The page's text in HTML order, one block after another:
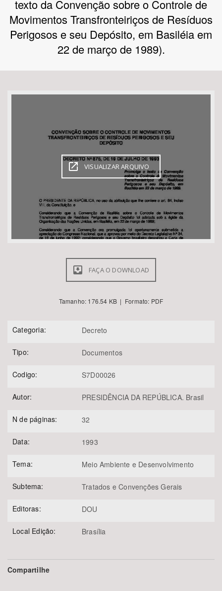
Bioma / Bacia
texto da Convenção sobre o Controle de
Movimentos Transfronteiriços de Resíduos
Perigosos e seu Depósito, em Basiléia em
22 de março de 1989).
VISUALIZAR ARQUIVO
FAÇA O DOWNLOAD
Tamanho: 176.54 KB | Formato: PDF
Categoria: Decreto
Tipo: Documentos
Codigo: S7D00026
Autor: PRESIDÊNCIA DA REPÚBLICA. Brasil
N de páginas: 32
Data: 1993
Tema: Meio Ambiente e Desenvolvimento
Subtema: Tratados e Convenções Gerais
Editoras: DOU
Local Edição: Brasília
Compartilhe